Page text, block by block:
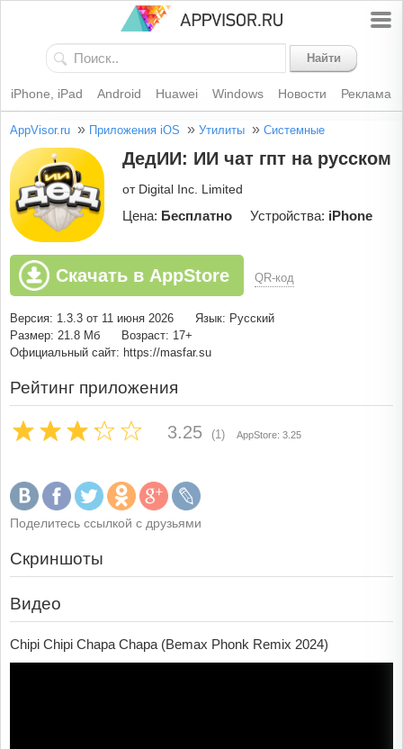
Найти
iPhone, iPad Android Huawei Windows Новости Реклама
AppVisor.ru » Приложения iOS » Утилиты » Системные
ДедИИ: ИИ чат гпт на русском
от Digital Inc. Limited
Цена: Бесплатно Устройства: iPhone
Скачать в AppStore QR-код
Версия: 1.3.3 от 11 июня 2026
Язык: Русский
Размер: 21.8 Мб
Возраст: 17+
Официальный сайт: https://masfar.su
Рейтинг приложения
3.25 (1) AppStore: 3.25
Поделитесь ссылкой с друзьями
Скриншоты
Видео
Chipi Chipi Chapa Chapa (Bemax Phonk Remix 2024)